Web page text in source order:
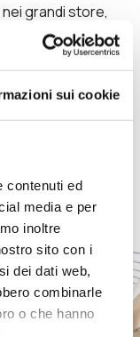
sui cookie
contenuti ed
media e per
inoltre
sito con i
dei dati web,
combinarle
o che hanno
grandi store,
dettagli che ci
ai
tessili, ogni
di alta qualità.